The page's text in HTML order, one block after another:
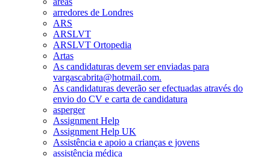
arredores de Londres
ARS
ARSLVT
ARSLVT Ortopedia
Artas
As candidaturas devem ser enviadas para
vargascabrita@hotmail.com.
As candidaturas deverão ser efectuadas através do
envio do CV e carta de candidatura
asperger
Assignment Help
Assignment Help UK
Assistência e apoio a crianças e jovens
assistência médica